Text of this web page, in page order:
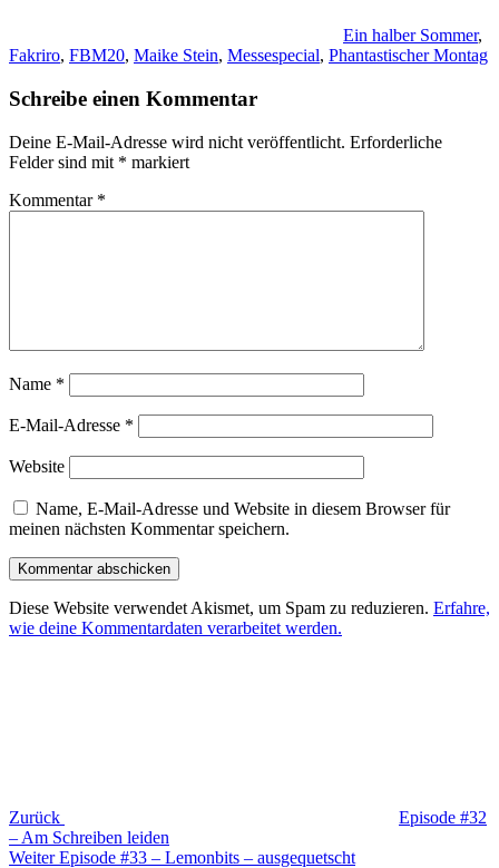
Ein halber Sommer,
Fakriro, FBM20, Maike Stein, Messespecial, Phantastischer Montag
Schreibe einen Kommentar
Deine E-Mail-Adresse wird nicht veröffentlicht. Erforderliche
Felder sind mit * markiert
Kommentar *
Name *
E-Mail-Adresse *
Website
Name, E-Mail-Adresse und Website in diesem Browser für
meinen nächsten Kommentar speichern.
Diese Website verwendet Akismet, um Spam zu reduzieren. Erfahre,
wie deine Kommentardaten verarbeitet werden.
Zurück
Episode #32
– Am Schreiben leiden
Nächster
Weiter Episode #33 – Lemonbits – ausgequetscht